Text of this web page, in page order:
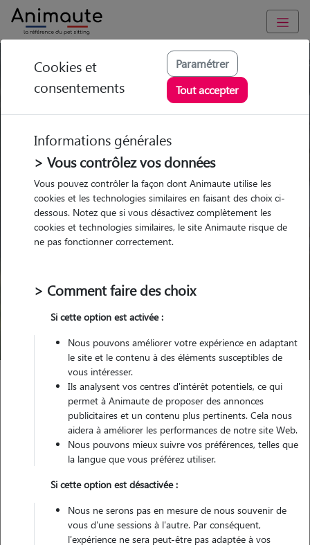
Trouvez votre gardien idéal !
Garde
chez le Pet Sitter
Garde
chez le Pet Sitter Visites
Visites
Pour quel animal ?
Trouver mon Pet Sitter
Garde animaux France Bretagne Finistère Plozévet
Nos cat sitters à Plozévet
Cookies et
consentements
Paramétrer
Tout accepter
Informations générales
> Vous contrôlez vos données
Vous pouvez contrôler la façon dont Animaute utilise les
cookies et les technologies similaires en faisant des choix ci-
dessous. Notez que si vous désactivez complètement les
cookies et technologies similaires, le site Animaute risque de
ne pas fonctionner correctement.
> Comment faire des choix
Si cette option est activée :
Nous pouvons améliorer votre expérience en adaptant
le site et le contenu à des éléments susceptibles de
vous intéresser.
Ils analysent vos centres d'intérêt potentiels, ce qui
permet à Animaute de proposer des annonces
publicitaires et un contenu plus pertinents. Cela nous
aidera à améliorer les performances de notre site Web.
Nous pouvons mieux suivre vos préférences, telles que
la langue que vous préférez utiliser.
Si cette option est désactivée :
Nous ne serons pas en mesure de nous souvenir de
vous d'une sessions à l'autre. Par conséquent,
l'expérience ne sera peut-être pas adaptée à vos